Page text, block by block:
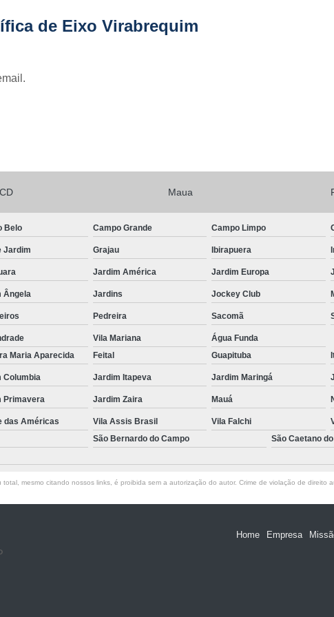
de Eixo Virabrequim
Maua
Belo Campo Grande Campo Limpo
Jardim Grajau Ibirapuera
Jardim América Jardim Europa
Ângela Jardins Jockey Club
Pedreira Sacomã
Vila Mariana
Água Funda
Maria Aparecida Feital Guapituba
Columbia Jardim Itapeva Jardim Maringá
Primavera Jardim Zaira Mauá
das Américas Vila Assis Brasil Vila Falchi
São Bernardo do Campo
São Caetano
mesmo citando nossos links, é proibida sem a autorização do autor. Crime de violação de direito
Home Empresa